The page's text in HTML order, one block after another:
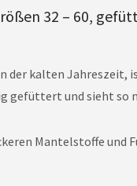
32 – 60,
der kalten Jahreszeit,
gefüttert und sieht so
Mantelstoffe und